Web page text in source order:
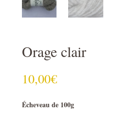
Orage clair
10,00€
Écheveau de 100g